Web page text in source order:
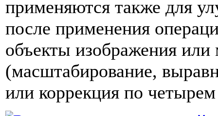
применяются также для
после применения
объекты изображения
(масштабирование,
или коррекция по